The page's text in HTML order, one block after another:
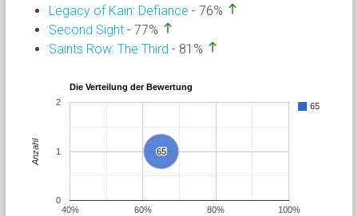
Legacy of Kain: Defiance - 76% north
Second Sight - 77% north
Saints Row: The Third - 81% north
Die Verteilung der Bewertung
65
65
65
40% 60% 80% 100%
0
1
2
Anzahl